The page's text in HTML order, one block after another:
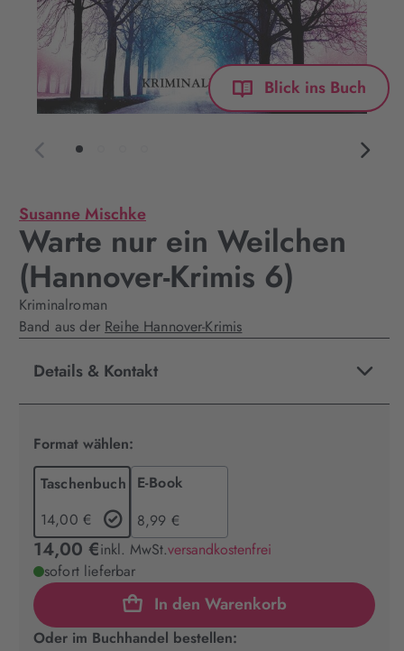
Blick ins Buch
Susanne Mischke
Warte nur ein Weilchen
(Hannover-Krimis 6)
Kriminalroman
Band aus der Reihe Hannover-Krimis
Details & Kontakt
Format wählen:
Taschenbuch
14,00 €
E-Book
8,99 €
14,00 €inkl. MwSt.versandkostenfrei
sofort lieferbar
In den Warenkorb
Oder im Buchhandel bestellen: